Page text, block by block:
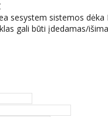
sesystem sistemos
gali būti įdedamas/